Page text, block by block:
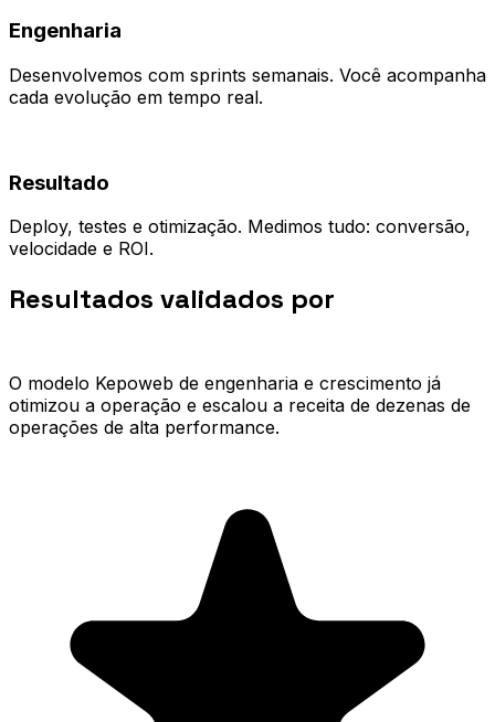
Engenharia
Desenvolvemos com sprints semanais. Você acompanha
cada evolução em tempo real.
Resultado
Deploy, testes e otimização. Medimos tudo: conversão,
velocidade e ROI.
Resultados validados por
O modelo Kepoweb de engenharia e crescimento já
otimizou a operação e escalou a receita de dezenas de
operações de alta performance.